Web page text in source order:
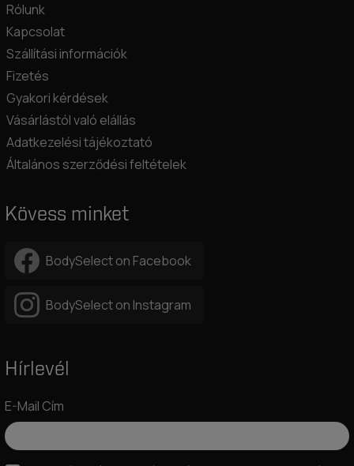
Rólunk
Kapcsolat
Szállítási információk
Fizetés
Gyakori kérdések
Vásárlástól való elállás
Adatkezelési tájékoztató
Általános szerződési feltételek
Kövess minket
BodySelect on Facebook
BodySelect on Instagram
Hírlevél
E-Mail Cím